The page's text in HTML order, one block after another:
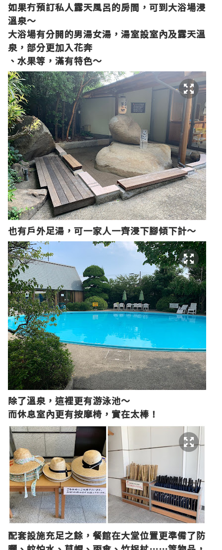
如果冇預訂私人露天風呂的房間，可到大浴場浸
溫泉～
大浴場有分開的男湯女湯，湯室設室內及露天溫
泉，部分更加入花奔
、水果等，滿有特色～
也有戶外足湯，可一家人一齊浸下腳傾下計～
除了溫泉，這裡更有游泳池～
而休息室內更有按摩椅，實在太棒！
配套設施充足之餘，餐館在大堂位置更準備了防